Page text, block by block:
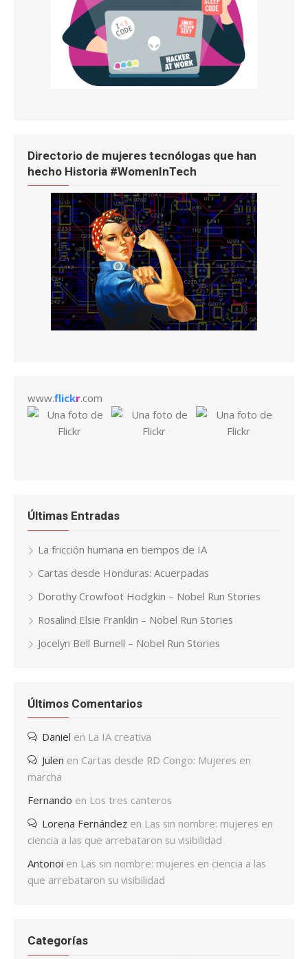
Directorio de mujeres tecnólogas que han
hecho Historia #WomenInTech
www.flickr.com
Últimas Entradas
La fricción humana en tiempos de IA
Cartas desde Honduras: Acuerpadas
Dorothy Crowfoot Hodgkin – Nobel Run Stories
Rosalind Elsie Franklin – Nobel Run Stories
Jocelyn Bell Burnell – Nobel Run Stories
Últimos Comentarios
Daniel en La IA creativa
Julen en Cartas desde RD Congo: Mujeres en
marcha
Fernando en Los tres canteros
Lorena Fernández en Las sin nombre: mujeres en
ciencia a las que arrebataron su visibilidad
Antonoi en Las sin nombre: mujeres en ciencia a las
que arrebataron su visibilidad
Categorías